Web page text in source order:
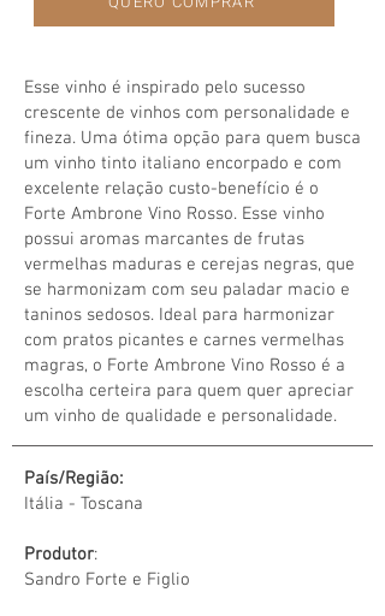
Esse vinho é inspirado pelo sucesso
crescente de vinhos com personalidade e
fineza. Uma ótima opção para quem busca
um vinho tinto italiano encorpado e com
excelente relação custo-benefício é o
Forte Ambrone Vino Rosso. Esse vinho
possui aromas marcantes de frutas
vermelhas maduras e cerejas negras, que
se harmonizam com seu paladar macio e
taninos sedosos. Ideal para harmonizar
com pratos picantes e carnes vermelhas
magras, o Forte Ambrone Vino Rosso é a
escolha certeira para quem quer apreciar
um vinho de qualidade e personalidade.
País/Região:
Itália - Toscana
Produtor:
Sandro Forte e Figlio